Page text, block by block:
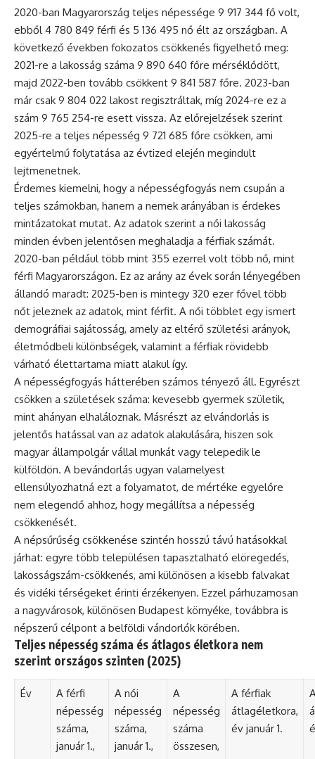
2020-ban Magyarország teljes népessége 9 917 344 fő volt,
ebből 4 780 849 férfi és 5 136 495 nő élt az országban. A
következő években fokozatos csökkenés figyelhető meg:
2021-re a lakosság száma 9 890 640 főre mérséklődött,
majd 2022-ben tovább csökkent 9 841 587 főre. 2023-ban
már csak 9 804 022 lakost regisztráltak, míg 2024-re ez a
szám 9 765 254-re esett vissza. Az előrejelzések szerint
2025-re a teljes népesség 9 721 685 főre csökken, ami
egyértelmű folytatása az évtized elején megindult
lejtmenetnek.
Érdemes kiemelni, hogy a népességfogyás nem csupán a
teljes számokban, hanem a nemek arányában is érdekes
mintázatokat mutat. Az adatok szerint a női lakosság
minden évben jelentősen meghaladja a férfiak számát.
2020-ban például több mint 355 ezerrel volt több nő, mint
férfi Magyarországon. Ez az arány az évek során lényegében
állandó maradt: 2025-ben is mintegy 320 ezer fővel több
nőt jeleznek az adatok, mint férfit. A női többlet egy ismert
demográfiai sajátosság, amely az eltérő születési arányok,
életmódbeli különbségek, valamint a férfiak rövidebb
várható élettartama miatt alakul így.
A népességfogyás hátterében számos tényező áll. Egyrészt
csökken a születések száma: kevesebb gyermek születik,
mint ahányan elhaláloznak. Másrészt az elvándorlás is
jelentős hatással van az adatok alakulására, hiszen sok
magyar állampolgár vállal munkát vagy telepedik le
külföldön. A bevándorlás ugyan valamelyest
ellensúlyozhatná ezt a folyamatot, de mértéke egyelőre
nem elegendő ahhoz, hogy megállítsa a népesség
csökkenését.
A népsűrűség csökkenése szintén hosszú távú hatásokkal
járhat: egyre több településen tapasztalható elöregedés,
lakosságszám-csökkenés, ami különösen a kisebb falvakat
és vidéki térségeket érinti érzékenyen. Ezzel párhuzamosan
a nagyvárosok, különösen Budapest környéke, továbbra is
népszerű célpont a belföldi vándorlók körében.
Teljes népesség száma és átlagos életkora nem
szerint országos szinten (2025)
Év
A férfi
népesség
száma,
január 1.,
A női
népesség
száma,
január 1.,
A
népesség
száma
összesen,
A férfiak
átlagéletkora,
év január 1.